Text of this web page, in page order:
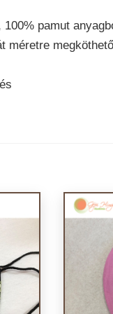
pamut
méretre